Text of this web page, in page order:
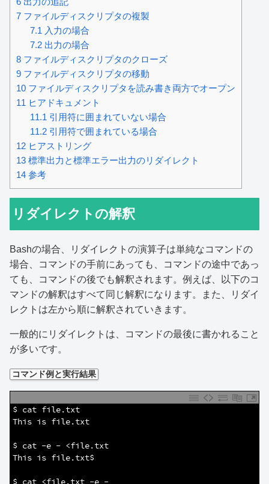
7 ファイルディスクリプタの複製
7.1 入力の場合
7.2出力の場合
8 ファイルディスクリプタのクローズ
9 ファイルディスクリプタの移動
10 ファイルディスクリプタを読み書き両方でオープン
11 ヒアドキュメント
11.1 引用符に囲まれていない場合
11.2引用符で囲まれている場合
12 ヒアストリング
13 標準出力と標準エラー出力のリダイレクト
14 参考
リダイレクトの解釈
Bashの場合、リダイレクトの演算子は単純なコマンドの
場合、コマンドの手前にあっても、コマンドの途中であっ
ても、コマンドの後でも解釈されます。例えば、以下のコ
マンドの解釈はすべて同じ解釈になります。また、リダイ
レクトは左から順に解釈されていきます。
一般的にリダイレクトは、コマンドの最後に書かれること
が多いです。
コマンド例と実行結果
$ cat file.txt
This is file.txt
$ cat -e - <file.txt
This is file.txt$